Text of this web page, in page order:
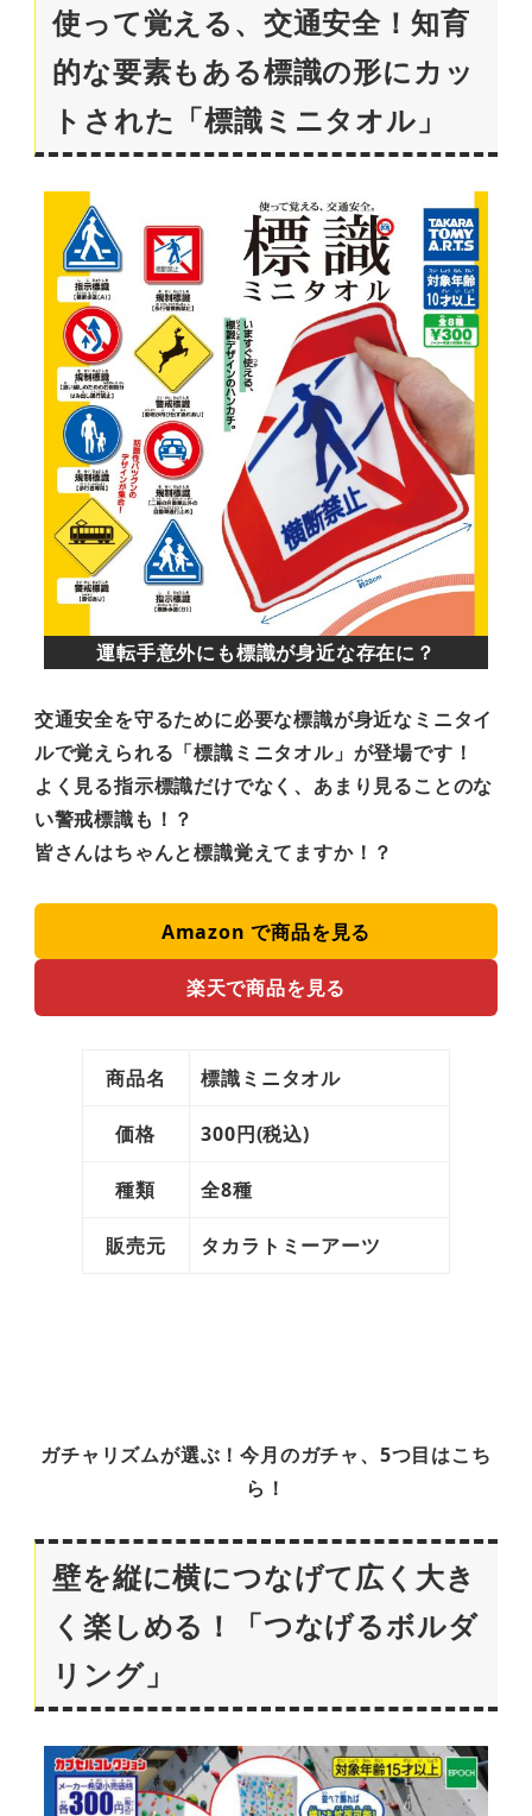
使って覚える、交通安全！知育
的な要素もある標識の形にカッ
トされた「標識ミニタオル」
運転手意外にも標識が身近な存在に？
交通安全を守るために必要な標識が身近なミニタイ
ルで覚えられる「標識ミニタオル」が登場です！
よく見る指示標識だけでなく、あまり見ることのな
い警戒標識も！？
皆さんはちゃんと標識覚えてますか！？
Amazon で商品を見る
楽天で商品を見る
商品名 標識ミニタオル
価格 300円(税込)
種類 全8種
販売元 タカラトミーアーツ
ガチャリズムが選ぶ！今月のガチャ、5つ目はこち
ら！
壁を縦に横につなげて広く大き
く楽しめる！「つなげるボルダ
リング」